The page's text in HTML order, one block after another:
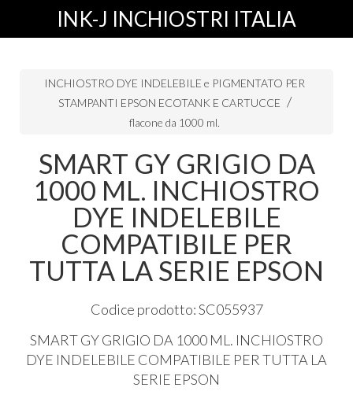
INK-J INCHIOSTRI ITALIA
INCHIOSTRO DYE INDELEBILE e PIGMENTATO PER
STAMPANTI EPSON ECOTANK E CARTUCCE
flacone da 1000 ml.
SMART GY GRIGIO DA
1000 ML. INCHIOSTRO
DYE INDELEBILE
COMPATIBILE PER
TUTTA LA SERIE EPSON
Codice prodotto: SC055937
SMARTGYGRIGIO DA 1000 ML. INCHIOSTRO
DYE INDELEBILE COMPATIBILE PER TUTTA LA
SERIE EPSON